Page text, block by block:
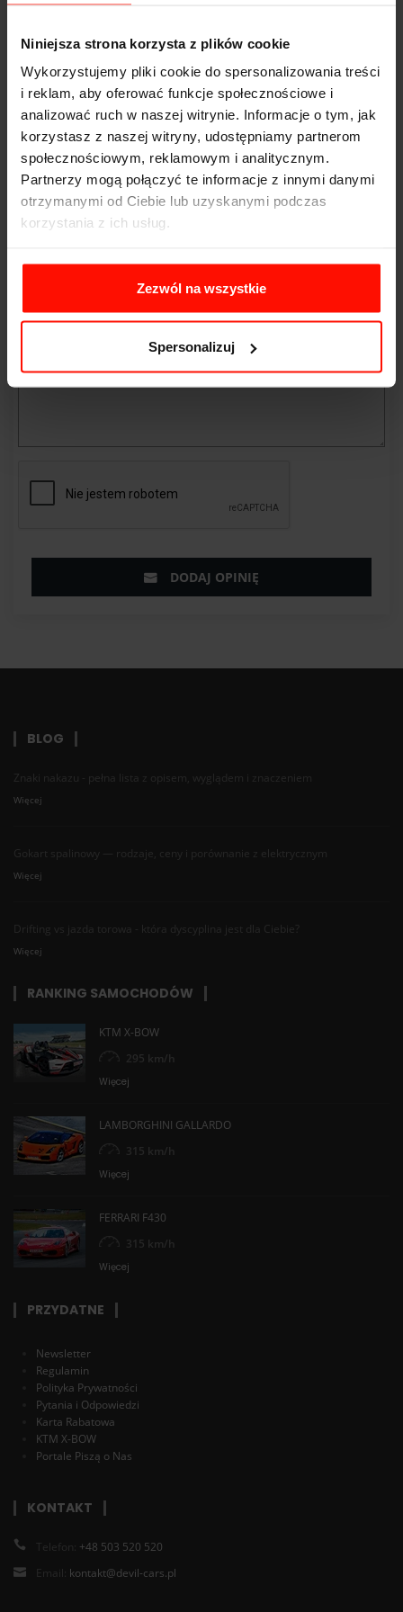
Niniejsza strona korzysta z plików cookie
Wykorzystujemy pliki cookie do spersonalizowania treści
i reklam, aby oferować funkcje społecznościowe i
analizować ruch w naszej witrynie. Informacje o tym, jak
korzystasz z naszej witryny, udostępniamy partnerom
społecznościowym, reklamowym i analitycznym.
Partnerzy mogą połączyć te informacje z innymi danymi
otrzymanymi od Ciebie lub uzyskanymi podczas
korzystania z ich usług.
Zezwól na wszystkie
Spersonalizuj
Mąż jest fanem formuły 1 wiec to auto to idealne
odzwierciedlenie. 100% zadowolenia
Ewa
Jazda na całego Samochody działają bez zarzutów
Tylko wsiadać i jechać POLECAM!!!
Filip
Fantastycznie, że mogłem się przejechać takimi
autami :) jestem fanem każdego Porsche a jadąc
Michał
prędkością. A jeśli chodzi o to auto to można
konkretnie pośmigac ;)
Janka
Wracam za rok i na to samo auto!
09-11-2018 DODANE O 15:23
Iwona
23-10-2018 DODANE O 13:13
Prezent udany,dostałam od przyjaciół,samochody
Aga
23-10-2018
Zapomniałam o prezencie a voucher od Devil-cars
mnie uratował :)
Karol
20-10-2018 DODANE O 10:28
Jazda nie z tej ziemi!
14-10-2018 DODANE O 11:46
Mustang, klasa sama w sobie. Mąż był wniebowzięty po
przejażdżce! Czekamy na kolejny sezon.
Twoja ocena:
Not Rated
Kod Vouchera
Imię / Nick
DODAJ OPINIĘ
BLOG
Znaki nakazu - pełna lista z opisem, wyglądem i znaczeniem
Więcej
Gokart spalinowy — rodzaje, ceny i porównanie z elektrycznym
Więcej
Drifting vs jazda torowa - która dyscyplina jest dla Ciebie?
Więcej
RANKING SAMOCHODÓW
KTM X-BOW
295 km/h
Więcej
LAMBORGHINI GALLARDO
315 km/h
Więcej
FERRARI F430
315 km/h
Więcej
PRZYDATNE
Newsletter
Regulamin
Polityka Prywatności
Pytania i Odpowiedzi
Karta Rabatowa
KTM X-BOW
Portale Piszą o Nas
KONTAKT
Telefon: +48 503 520 520
Email: kontakt@devil-cars.pl